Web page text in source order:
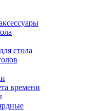
стола
времени